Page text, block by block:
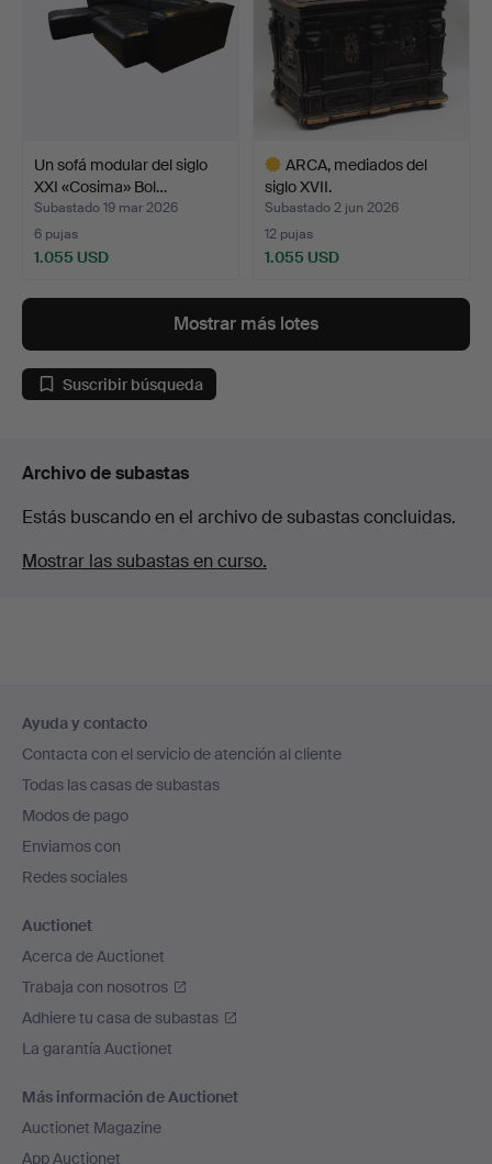
Un sofá modular del siglo
XXI «Cosima» Bol…
Subastado 19 mar 2026
6 pujas
1.055 USD
ARCA, mediados del
siglo XVII.
Subastado 2 jun 2026
12 pujas
1.055 USD
Mostrar más lotes
Suscribir búsqueda
Archivo de subastas
Estás buscando en el archivo de subastas concluidas.
Mostrar las subastas en curso.
en
el
pie
de
página
Ayuda y contacto
Contacta con el servicio de atención al cliente
Todas las casas de subastas
Modos de pago
Enviamos con
Redes sociales
Auctionet
Acerca de Auctionet
Trabaja con nosotros
Adhiere tu casa de subastas
La garantía Auctionet
Más información de Auctionet
Auctionet Magazine
App Auctionet